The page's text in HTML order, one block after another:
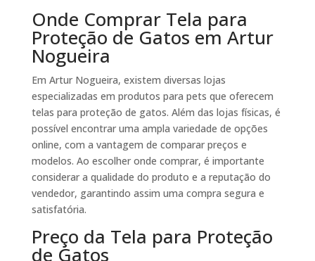
Onde Comprar Tela para
Proteção de Gatos em Artur
Nogueira
Em Artur Nogueira, existem diversas lojas
especializadas em produtos para pets que oferecem
telas para proteção de gatos. Além das lojas físicas, é
possível encontrar uma ampla variedade de opções
online, com a vantagem de comparar preços e
modelos. Ao escolher onde comprar, é importante
considerar a qualidade do produto e a reputação do
vendedor, garantindo assim uma compra segura e
satisfatória.
Preço da Tela para Proteção
de Gatos